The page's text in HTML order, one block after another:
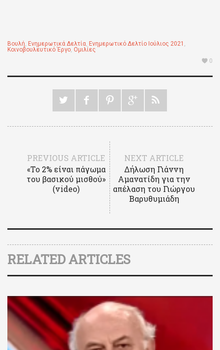
Βουλή, Ενημερωτικά Δελτία, Ενημερωτικό Δελτίο Ιούλιος 2021 ,
Κοινοβουλευτικό Έργο, Ομιλίες
0
PREVIOUS ARTICLE
«Το 2% είναι πάγωμα
του βασικού μισθού»
(video)
NEXT ARTICLE
Δήλωση Γιάννη
Αμανατίδη για την
απέλαση του Γιώργου
Βαρυθυμιάδη
RELATED ARTICLES